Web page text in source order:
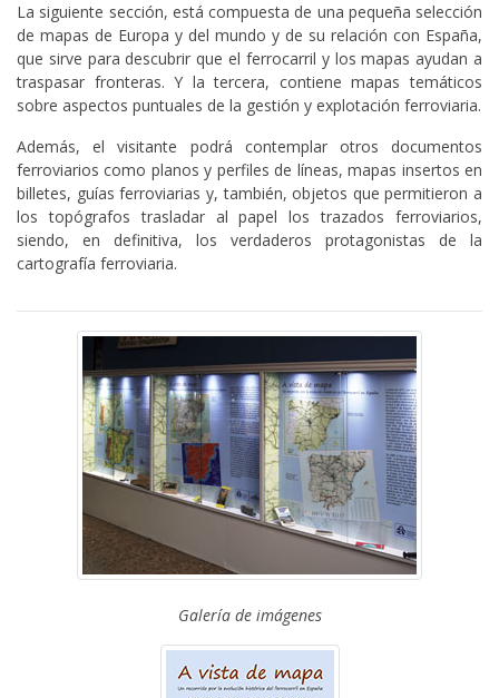
La siguiente sección, está compuesta de una pequeña selección
de mapas de Europa y del mundo y de su relación con España,
que sirve para descubrir que el ferrocarril y los mapas ayudan a
traspasar fronteras. Y la tercera, contiene mapas temáticos
sobre aspectos puntuales de la gestión y explotación ferroviaria.
Además, el visitante podrá contemplar otros documentos
ferroviarios como planos y perfiles de líneas, mapas insertos en
billetes, guías ferroviarias y, también, objetos que permitieron a
los topógrafos trasladar al papel los trazados ferroviarios,
siendo, en definitiva, los verdaderos protagonistas de la
cartografía ferroviaria.
Galería de imágenes